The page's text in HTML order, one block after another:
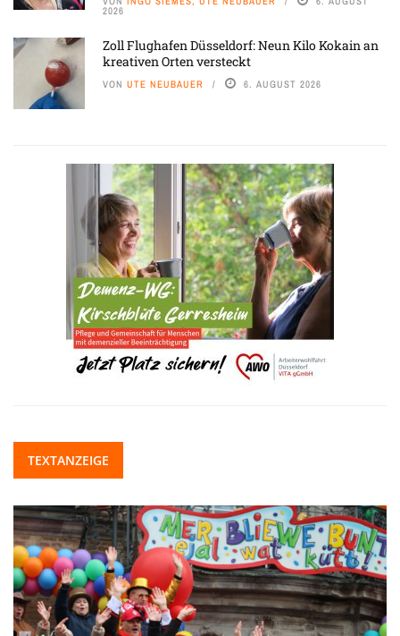
2026
Zoll Flughafen Düsseldorf: Neun Kilo Kokain an
kreativen Orten versteckt
VON UTE NEUBAUER 6. AUGUST 2026
TEXTANZEIGE